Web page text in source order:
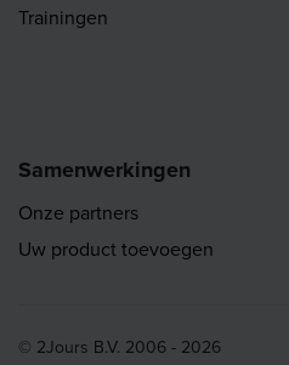
Trainingen
Samenwerkingen
Onze partners
Uw product toevoegen
© 2Jours B.V. 2006 - 2026